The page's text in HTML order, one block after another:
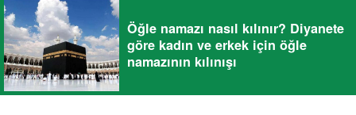
Öğle namazı nasıl kılınır? Diyanete
göre kadın ve erkek için öğle
namazının kılınışı